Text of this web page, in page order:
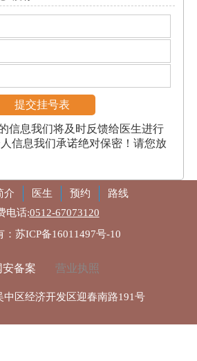
信息我们将及时反馈给医生进行
信息我们承诺绝对保密！请您放
介 医生 预约
路线
电话:0512-67073120
：苏ICP备16011497号-10
备案 营业执照
中区经济开发区迎春南路191号